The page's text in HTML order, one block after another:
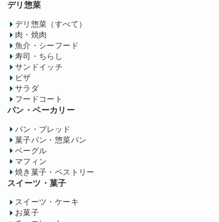
デリ惣菜
デリ惣菜（すべて）
肉・焼肉
魚介・シーフード
寿司・ちらし
サンドイッチ
ピザ
サラダ
フードコート
パン・ベーカリー
パン・ブレッド
菓子パン・惣菜パン
ベーグル
マフィン
焼き菓子・ペストリー
スイーツ・菓子
スイーツ・ケーキ
お菓子